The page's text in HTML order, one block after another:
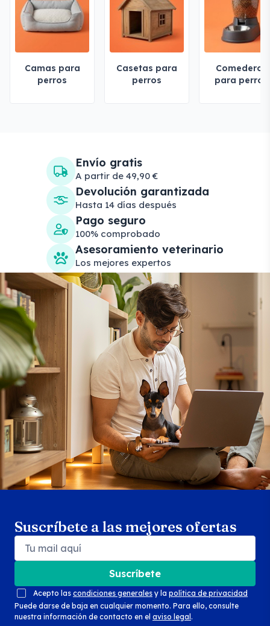
Camas para
perros
Casetas para
perros
Comederos
para perros
Envío gratis
A partir de 49,90 €
Devolución garantizada
Hasta 14 días después
Pago seguro
100% comprobado
Asesoramiento veterinario
Los mejores expertos
Suscríbete a las mejores ofertas
Suscríbete
Acepto las condiciones generales y la política de privacidad
Puede darse de baja en cualquier momento. Para ello, consulte
nuestra información de contacto en el aviso legal .
Search products